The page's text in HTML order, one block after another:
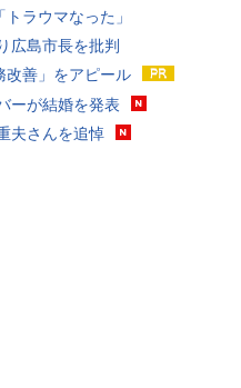
ラウマなった」
広島市長を批判
改善」をアピール
ーが結婚を発表
夫さんを追悼